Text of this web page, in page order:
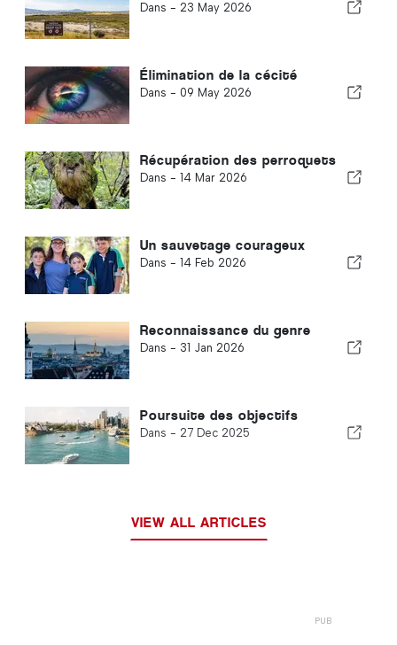
Dans - 23 May 2026
Élimination de la cécité
Dans - 09 May 2026
Récupération des perroquets
Dans - 14 Mar 2026
Un sauvetage courageux
Dans - 14 Feb 2026
Reconnaissance du genre
Dans - 31 Jan 2026
Poursuite des objectifs
Dans - 27 Dec 2025
VIEW ALL ARTICLES